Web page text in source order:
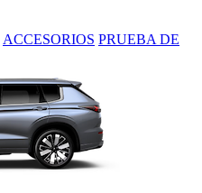
ACCESORIOS PRUEBA DE